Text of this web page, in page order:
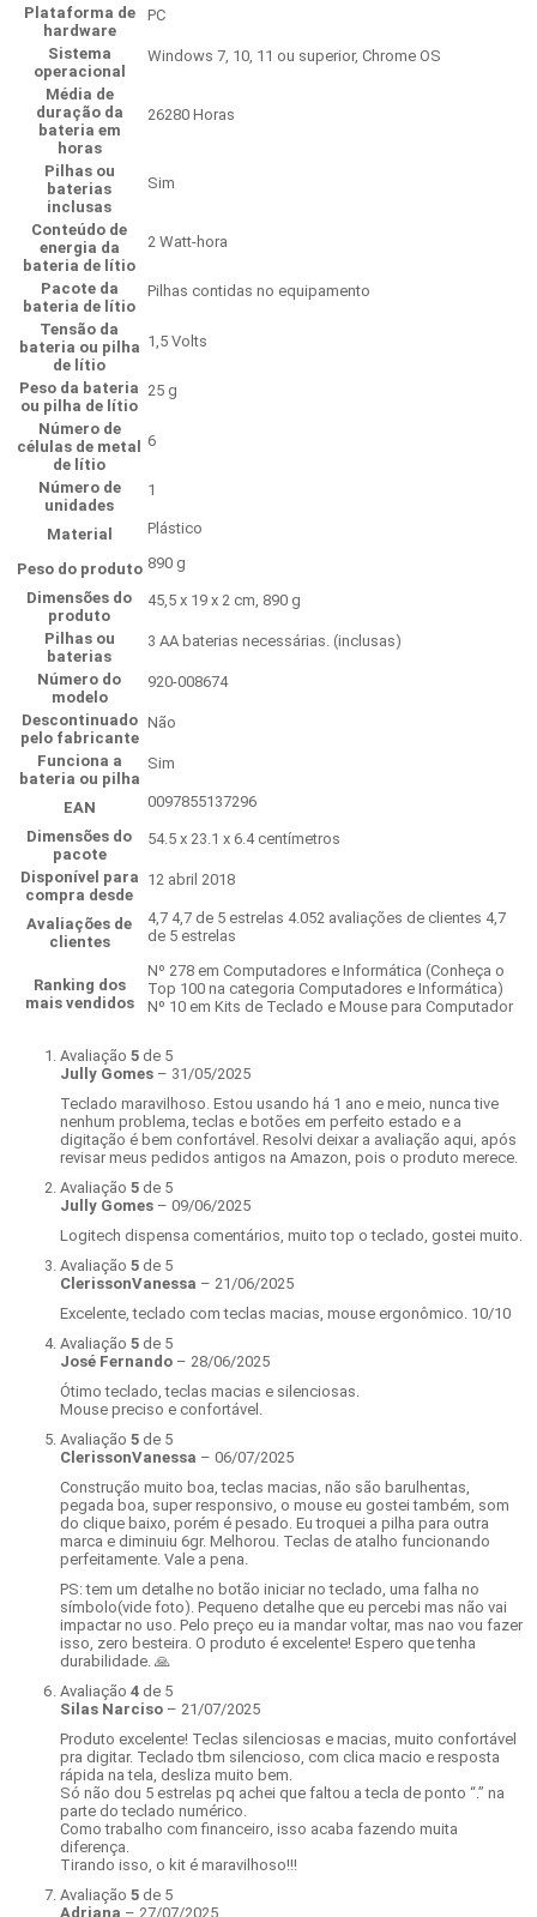
Plataforma de
hardware
‎PC
Sistema
operacional
‎Windows 7, 10, 11 ou superior, Chrome OS
Média de
duração da
bateria em
horas
‎26280 Horas
Pilhas ou
baterias
inclusas
‎Sim
Conteúdo de
energia da
bateria de lítio
‎2 Watt-hora
Pacote da
bateria de lítio
‎Pilhas contidas no equipamento
Tensão da
bateria ou pilha
de lítio
‎1,5 Volts
Peso da bateria
ou pilha de lítio
‎25 g
Número de
células de metal
de lítio
‎6
Número de
unidades
‎1
Material ‎Plástico
Peso do produto ‎890 g
Dimensões do
produto
‎45,5 x 19 x 2 cm, 890 g
Pilhas ou
baterias
‎3 AA baterias necessárias. (inclusas)
Número do
modelo
‎920-008674
Descontinuado
pelo fabricante
‎Não
Funciona a
bateria ou pilha
‎Sim
EAN
‎0097855137296
Dimensões do
pacote
54.5 x 23.1 x 6.4 centímetros
Disponível para
compra desde
12 abril 2018
Avaliações de
clientes
4,7 4,7 de 5 estrelas 4.052 avaliações de clientes 4,7
de 5 estrelas
Ranking dos
mais vendidos
Nº 278 em Computadores e Informática (Conheça o
Top 100 na categoria Computadores e Informática)
Nº 10 em Kits de Teclado e Mouse para Computador
Avaliação 5 de 5
Jully Gomes – 31/05/2025
Teclado maravilhoso. Estou usando há 1 ano e meio, nunca tive
nenhum problema, teclas e botões em perfeito estado e a
digitação é bem confortável. Resolvi deixar a avaliação aqui, após
revisar meus pedidos antigos na Amazon, pois o produto merece.
Avaliação 5 de 5
Jully Gomes – 09/06/2025
Logitech dispensa comentários, muito top o teclado, gostei muito.
Avaliação 5 de 5
ClerissonVanessa – 21/06/2025
Excelente, teclado com teclas macias, mouse ergonômico. 10/10
Avaliação 5 de 5
José Fernando – 28/06/2025
Ótimo teclado, teclas macias e silenciosas.
Mouse preciso e confortável.
Avaliação 5 de 5
ClerissonVanessa – 06/07/2025
Construção muito boa, teclas macias, não são barulhentas,
pegada boa, super responsivo, o mouse eu gostei também, som
do clique baixo, porém é pesado. Eu troquei a pilha para outra
marca e diminuiu 6gr. Melhorou. Teclas de atalho funcionando
perfeitamente. Vale a pena.
PS: tem um detalhe no botão iniciar no teclado, uma falha no
símbolo(vide foto). Pequeno detalhe que eu percebi mas não vai
impactar no uso. Pelo preço eu ia mandar voltar, mas nao vou fazer
isso, zero besteira. O produto é excelente! Espero que tenha
durabilidade. 🙏
Avaliação 4 de 5
Silas Narciso – 21/07/2025
Produto excelente! Teclas silenciosas e macias, muito confortável
pra digitar. Teclado tbm silencioso, com clica macio e resposta
rápida na tela, desliza muito bem.
Só não dou 5 estrelas pq achei que faltou a tecla de ponto “.” na
parte do teclado numérico.
Como trabalho com financeiro, isso acaba fazendo muita
diferença.
Tirando isso, o kit é maravilhoso!!!
Avaliação 5 de 5
Adriana – 27/07/2025